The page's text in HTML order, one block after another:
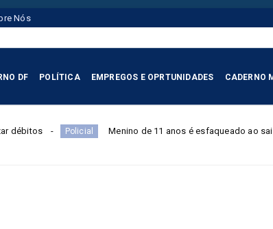
Nós
DF POLÍTICA EMPREGOS E OPRTUNIDADES CADERNO
Menino de 11 anos é esfaqueado ao sair da escola na Cidade